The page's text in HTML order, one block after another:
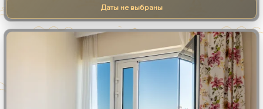
Даты не выбраны